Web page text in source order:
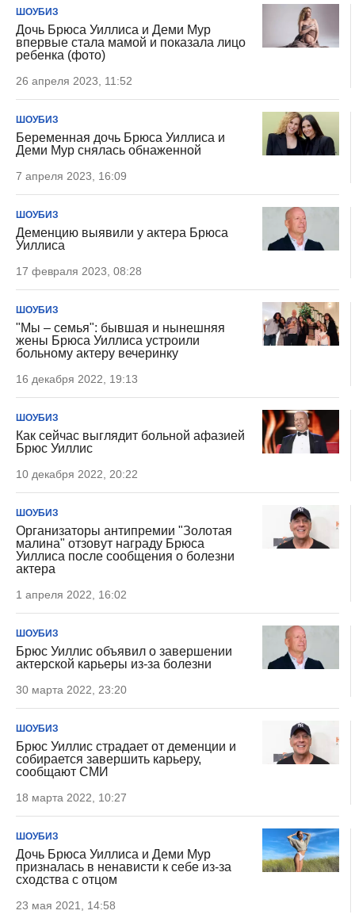
ШОУБИЗ
Дочь Брюса Уиллиса и Деми Мур
впервые стала мамой и показала лицо
ребенка (фото)
26 апреля 2023, 11:52
ШОУБИЗ
Беременная дочь Брюса Уиллиса и
Деми Мур снялась обнаженной
7 апреля 2023, 16:09
ШОУБИЗ
Деменцию выявили у актера Брюса
Уиллиса
17 февраля 2023, 08:28
ШОУБИЗ
"Мы – семья": бывшая и нынешняя
жены Брюса Уиллиса устроили
больному актеру вечеринку
16 декабря 2022, 19:13
ШОУБИЗ
Как сейчас выглядит больной афазией
Брюс Уиллис
10 декабря 2022, 20:22
ШОУБИЗ
Организаторы антипремии "Золотая
малина" отзовут награду Брюса
Уиллиса после сообщения о болезни
актера
1 апреля 2022, 16:02
ШОУБИЗ
Брюс Уиллис объявил о завершении
актерской карьеры из-за болезни
30 марта 2022, 23:20
ШОУБИЗ
Брюс Уиллис страдает от деменции и
собирается завершить карьеру,
сообщают СМИ
18 марта 2022, 10:27
ШОУБИЗ
Дочь Брюса Уиллиса и Деми Мур
призналась в ненависти к себе из-за
сходства с отцом
23 мая 2021, 14:58